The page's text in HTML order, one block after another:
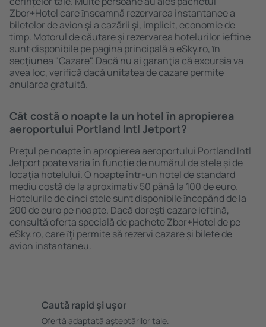
Zbor+Hotel care ȋnseamnă rezervarea instantanee a
biletelor de avion şi a cazării şi, implicit, economie de
timp. Motorul de căutare și rezervarea hotelurilor ieftine
sunt disponibile pe pagina principală a eSky.ro, ȋn
secţiunea "Cazare". Dacă nu ai garanţia că excursia va
avea loc, verifică dacă unitatea de cazare permite
anularea gratuită.
Cât costă o noapte la un hotel în apropierea
aeroportului Portland Intl Jetport?
Prețul pe noapte în apropierea aeroportului Portland Intl
Jetport poate varia în funcție de numărul de stele și de
locaţia hotelului. O noapte într-un hotel de standard
mediu costă de la aproximativ 50 până la 100 de euro.
Hotelurile de cinci stele sunt disponibile ȋncepând de la
200 de euro pe noapte. Dacă doreşti cazare ieftină,
consultă oferta specială de pachete Zbor+Hotel de pe
eSky.ro, care ȋţi permite să rezervi cazare și bilete de
avion instantaneu.
Caută rapid şi uşor
Ofertă adaptată aşteptărilor tale.